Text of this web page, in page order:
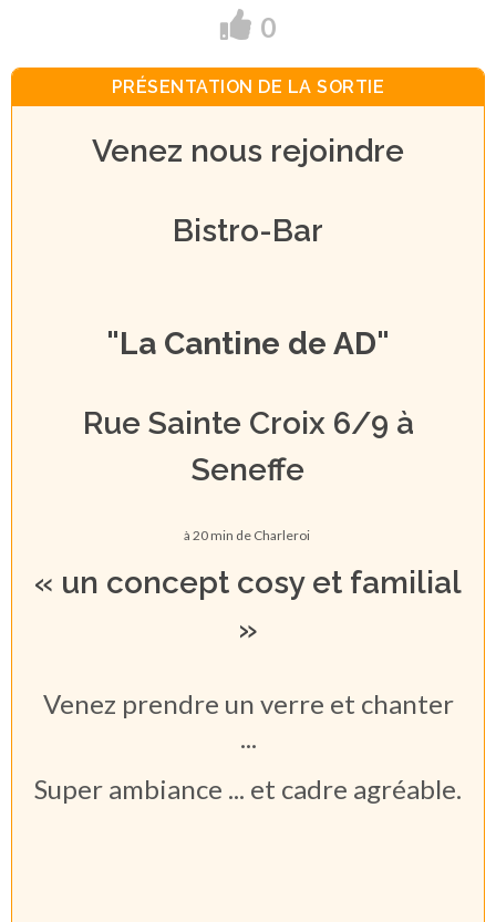
0
PRÉSENTATION DE LA SORTIE
Venez nous rejoindre
Bistro-Bar
"La Cantine de AD"
Rue Sainte Croix 6/9 à
Seneffe
à 20 min de Charleroi
« un concept cosy et familial
»
Venez prendre un verre et chanter
...
Super ambiance ... et cadre agréable.